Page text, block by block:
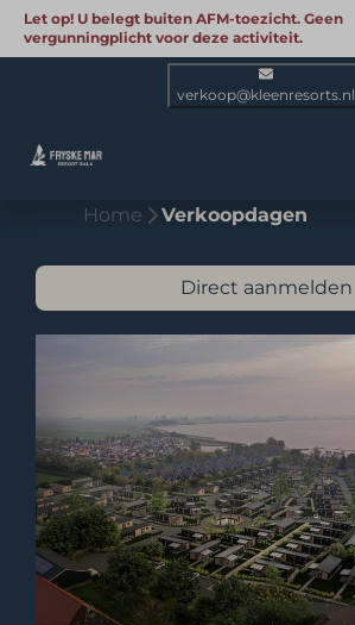
Let op! U belegt buiten AFM-toezicht. Geen
vergunningplicht voor deze activiteit.
verkoop@kleenresorts.nl
Home
Verkoopdagen
Direct aanmelden